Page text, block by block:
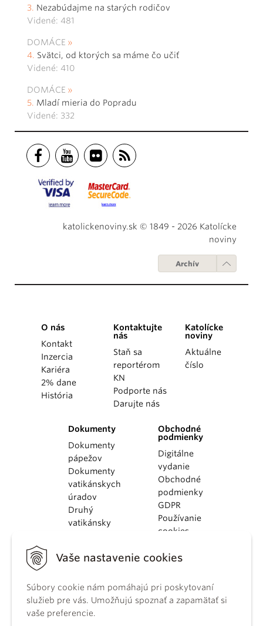
Vaše nastavenie cookies
Súbory cookie nám pomáhajú pri poskytovaní
služieb pre vás. Umožňujú spoznať a zapamätať si
vaše preferencie.
Nezabúdajme na starých rodičov
Videné: 481
DOMÁCE
Svätci, od ktorých sa máme čo učiť
Videné: 410
DOMÁCE
Mladí mieria do Popradu
Videné: 332
katolickenoviny.sk © 1849 - 2026 Katolícke
noviny
Archív
O nás
Kontakt
Inzercia
Kariéra
2% dane
História
Kontaktujte
nás
Staň sa
reportérom
KN
Podporte nás
Darujte nás
Katolícke
noviny
Aktuálne
číslo
Dokumenty
Dokumenty
pápežov
Dokumenty
vatikánskych
úradov
Druhý
vatikánsky
KBS
kánonického
práva
Katechizmus
Obchodné
podmienky
Digitálne
vydanie
Obchodné
podmienky
GDPR
Používanie
cookies